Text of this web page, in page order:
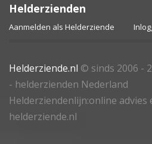
Helderzienden
Aanmelden als Helderziende
Helderziende.nl © sinds 2006 -
- helderzienden Nederland
Helderziendenlijn:online advies
helderziende.nl